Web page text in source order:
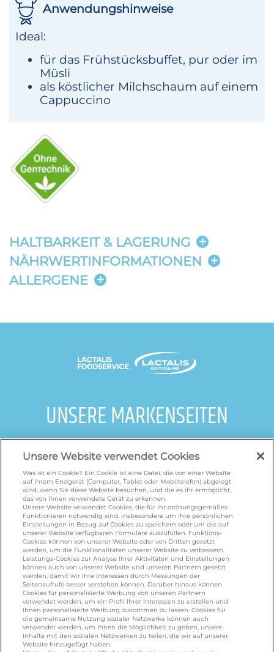
Anwendungshinweise
Ideal:
für das Frühstücksbuffet, pur oder im
Müsli
als köstlicher Milchschaum auf einem
Cappuccino
HALTBARKEIT & LAGERUNG
NÄHRWERTINFORMATIONEN
ALLERGENE
UNSERE MARKENSEITEN
salakis.de/frankenland.com
omiramilch.de/minusl.de
KONTAKT
foodservice.info@de.lactalis.com
Lactalis Deutschland GmbH - Tel: +49 (0)751
887 366 /lactalis.de
Omira Bodenseemilch GmbH - Tel: +49
(0)751 887 366 /omira.de
Unsere Website verwendet Cookies
Was ist ein Cookie? Ein Cookie ist eine Datei, die von einer Website
auf Ihrem Endgerät (Computer, Tablet oder Mobiltelefon) abgelegt
wird, wenn Sie diese Website besuchen, und die es ihr ermöglicht,
das von Ihnen verwendete Gerät zu erkennen.
Unsere Website verwendet Cookies, die für ihr ordnungsgemäßes
Funktionieren notwendig sind, insbesondere um Ihre persönlichen
Einstellungen in Bezug auf Cookies zu speichern oder um die auf
unserer Website verfügbaren Formulare auszufüllen. Funktions-
Cookies können von unserer Website oder von Dritten gesetzt
werden, um die Funktionalitäten unserer Website zu verbessern.
Leistungs-Cookies zur Analyse Ihrer Aktivitäten und Einstellungen
können auch von unserer Website und unseren Partnern gesetzt
werden, damit wir Ihre Interessen durch Messungen der
Seitenaufrufe besser verstehen können. Darüber hinaus können
Cookies für personalisierte Werbung von unseren Partnern
verwendet werden, um ein Profil Ihrer Interessen zu erstellen und
Ihnen personalisierte Werbung zukommen zu lassen. Cookies für
die gemeinsame Nutzung sozialer Netzwerke können auch
verwendet werden, um Ihnen die Möglichkeit zu geben, unsere
Inhalte mit den sozialen Netzwerken zu teilen, die wir auf unserer
Website hinzugefügt haben.